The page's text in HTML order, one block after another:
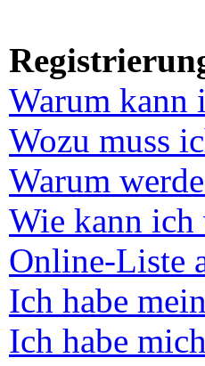
Warum kann
Wozu muss
Warum
Wie kann ich
Online-Liste
Ich habe
Ich habe